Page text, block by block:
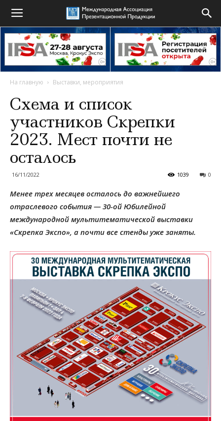
На главную Выставки, мероприятия
Схема и список
участников Скрепки
2023. Мест почти не
осталось
16/11/2022 0
1039
Менее трех месяцев осталось до важнейшего
отраслевого события — 30-ой Юбилейной
международной мультитематической выставки
«Скрепка Экспо», а почти все стенды уже заняты.